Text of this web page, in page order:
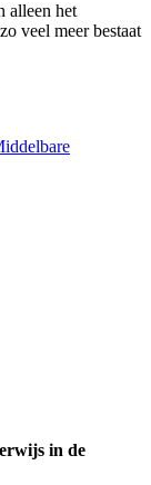
alleen het
veel meer bestaat
in de